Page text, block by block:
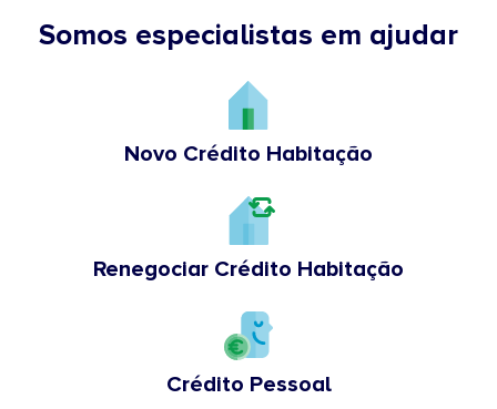
Somos especialistas em ajudar
Novo Crédito Habitação
Renegociar Crédito Habitação
Crédito Pessoal